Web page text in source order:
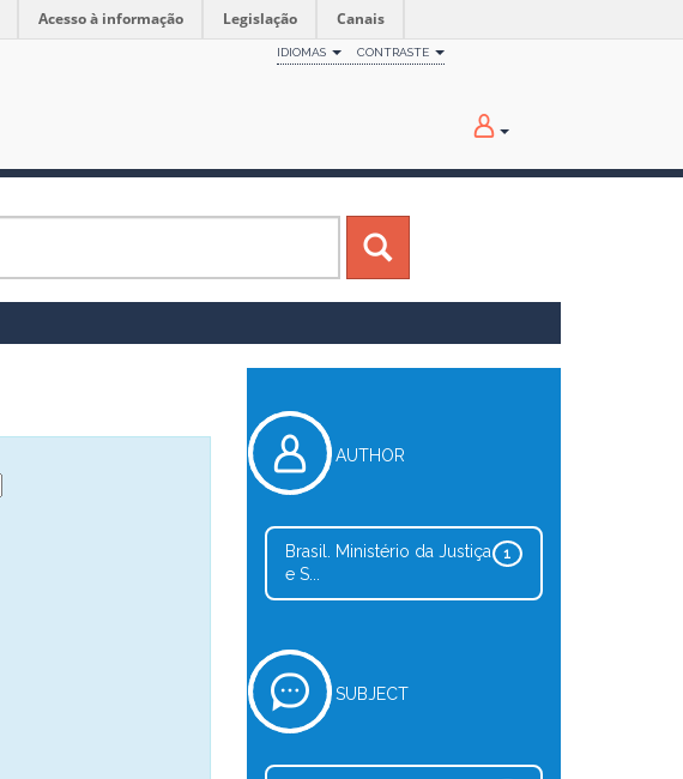
Acesso à informação Legislação Canais
IDIOMAS CONTRASTE
AUTHOR
1
Brasil. Ministério da Justiça
e S...
SUBJECT